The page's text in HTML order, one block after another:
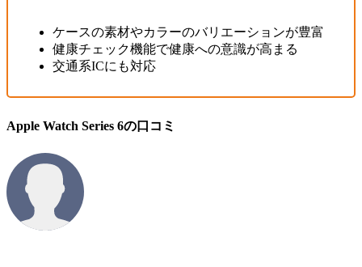
ケースの素材やカラーのバリエーションが豊富
健康チェック機能で健康への意識が高まる
交通系ICにも対応
Apple Watch Series 6の口コミ